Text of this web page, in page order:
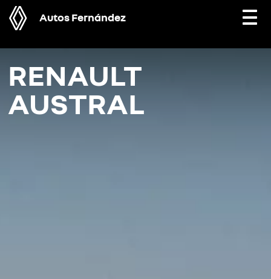
Autos Fernández
RENAULT
AUSTRAL